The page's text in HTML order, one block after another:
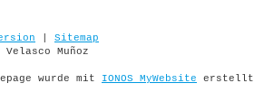
Sitemap
Muñoz
wurde mit IONOS MyWebsite